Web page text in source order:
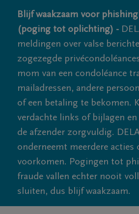
Blijf waakzaam voor
(poging tot oplichting) -
meldingen over valse
zogezegde
mom van een condoléance
mailadressen, andere
of een betaling te bekomen.
verdachte links of bijlagen
de afzender zorgvuldig.
onderneemt meerdere acties
voorkomen. Pogingen tot
fraude vallen echter nooit
sluiten, dus blijf waakzaam.